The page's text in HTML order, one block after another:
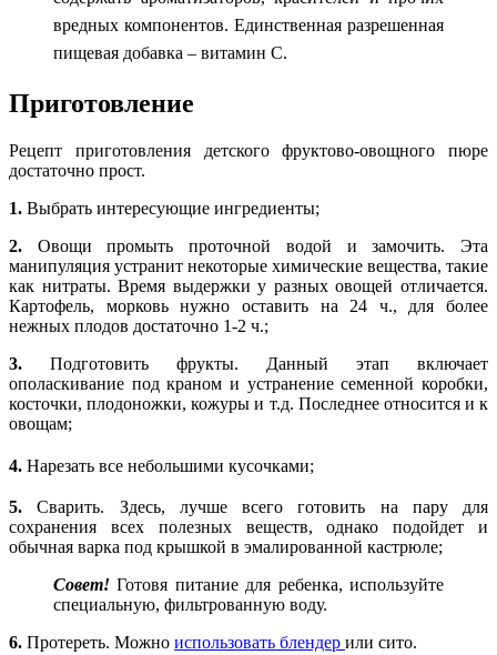
вредных компонентов. Единственная разрешенная
пищевая добавка – витамин С.
Приготовление
Рецепт приготовления детского фруктово-овощного пюре
достаточно прост.
1. Выбрать интересующие ингредиенты;
2. Овощи промыть проточной водой и замочить. Эта
манипуляция устранит некоторые химические вещества, такие
как нитраты. Время выдержки у разных овощей отличается.
Картофель, морковь нужно оставить на 24 ч., для более
нежных плодов достаточно 1-2 ч.;
3. Подготовить фрукты. Данный этап включает
ополаскивание под краном и устранение семенной коробки,
косточки, плодоножки, кожуры и т.д. Последнее относится и к
овощам;
4. Нарезать все небольшими кусочками;
5. Сварить. Здесь, лучше всего готовить на пару для
сохранения всех полезных веществ, однако подойдет и
обычная варка под крышкой в эмалированной кастрюле;
Совет! Готовя питание для ребенка, используйте
специальную, фильтрованную воду.
6. Протереть. Можно использовать блендер или сито.